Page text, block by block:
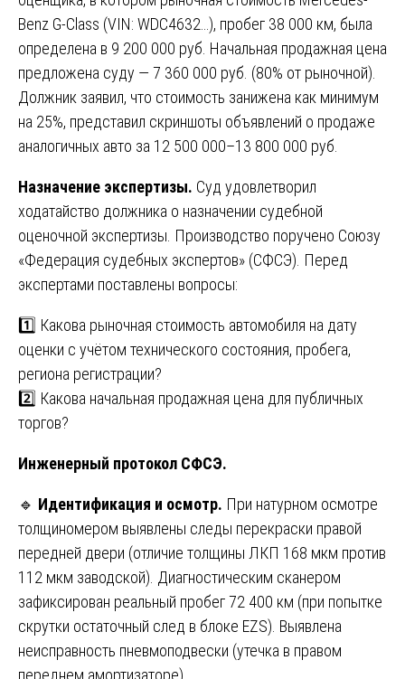
Benz G-Class (VIN: WDC4632…), пробег 38 000 км, была
определена в 9 200 000 руб. Начальная продажная цена
предложена суду — 7 360 000 руб. (80% от рыночной).
Должник заявил, что стоимость занижена как минимум
на 25%, представил скриншоты объявлений о продаже
аналогичных авто за 12 500 000–13 800 000 руб.
Назначение экспертизы. Суд удовлетворил
ходатайство должника о назначении судебной
оценочной экспертизы. Производство поручено Союзу
«Федерация судебных экспертов» (СФСЭ). Перед
экспертами поставлены вопросы:
1️⃣ Какова рыночная стоимость автомобиля на дату
оценки с учётом технического состояния, пробега,
региона регистрации?
2️⃣ Какова начальная продажная цена для публичных
торгов?
Инженерный протокол СФСЭ.
🔹 Идентификация и осмотр. При натурном осмотре
толщиномером выявлены следы перекраски правой
передней двери (отличие толщины ЛКП 168 мкм против
112 мкм заводской). Диагностическим сканером
зафиксирован реальный пробег 72 400 км (при попытке
скрутки остаточный след в блоке EZS). Выявлена
неисправность пневмоподвески (утечка в правом
переднем амортизаторе).